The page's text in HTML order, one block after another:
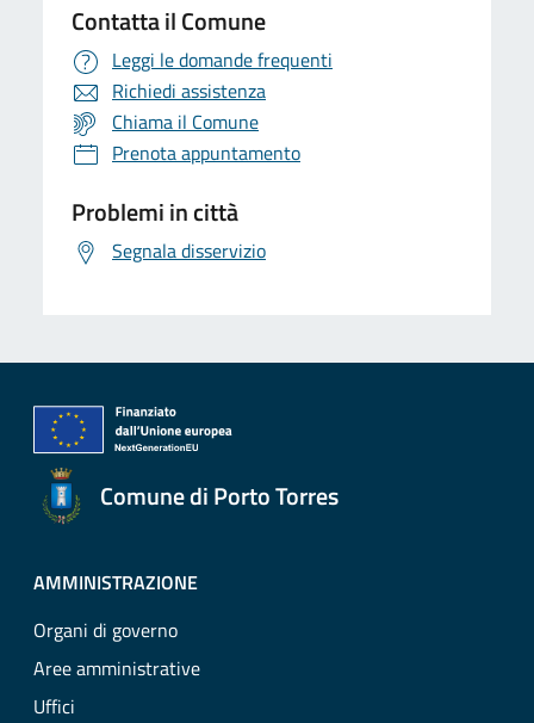
Contatta il Comune
Leggi le domande frequenti
Richiedi assistenza
Chiama il Comune
Prenota appuntamento
Problemi in città
Segnala disservizio
Comune di Porto Torres
AMMINISTRAZIONE
Organi di governo
Aree amministrative
Uffici